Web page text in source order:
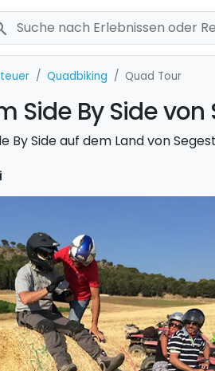
Quadbiking Quad Tour
Side By Side
By Side auf dem Land von